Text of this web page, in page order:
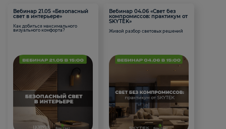
Вебинар 21.05 «Безопасный
свет в интерьере»
Как добиться максимального
визуального комфорта?
Вебинар 04.06 «Свет без
компромиссов: практикум от
SKYTEK»
Живой разбор световых решений